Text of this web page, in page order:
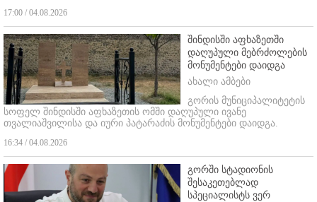
17:00 / 04.08.2026
შინდისში აფხაზეთში
დაღუპული მებრძოლების
მონუმენტები დაიდგა
ახალი ამბები
გორის მუნიციპალიტეტის
სოფელ შინდისში აფხაზეთის ომში დაღუპული ივანე
თვალიაშვილისა და იური პატარაძის მონუმენტები დაიდგა.
16:34 / 04.08.2026
გორში სტადიონის
შესაკეთებლად
სპეციალისტს ვერ